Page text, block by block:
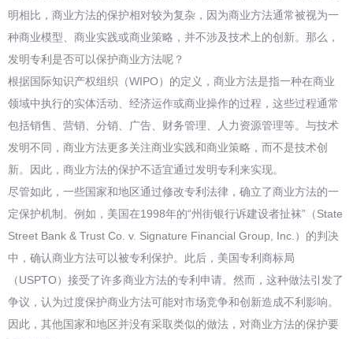
明相比，商业方法的保护相对较为复杂，因为商业方法通常被视为一
种商业模型、商业实践或商业策略，并不涉及技术上的创新。那么，
发明专利是否可以保护商业方法呢？
根据国际知识产权组织（WIPO）的定义，商业方法是指一种在商业
领域中执行的实体活动、经济运作或商业操作的过程，这些过程通常
包括销售、营销、分销、广告、财务管理、人力资源管理等。与技术
发明不同，商业方法更多关注商业实践和商业策略，而不是技术创
新。因此，商业方法的保护不适宜通过发明专利来实现。
尽管如此，一些国家和地区通过修改专利法律，确立了商业方法的一
定保护机制。例如，美国在1998年的“州街银行诉建设者扯袜”（State
Street Bank & Trust Co. v. Signature Financial Group, Inc.）的判决
中，确认商业方法可以被专利保护。此后，美国专利商标局
（USPTO）接受了许多商业方法的专利申请。然而，这种做法引发了
争议，认为过度保护商业方法可能对市场竞争和创新造成不利影响。
因此，其他国家和地区并没有采取类似的做法，对商业方法的保护要